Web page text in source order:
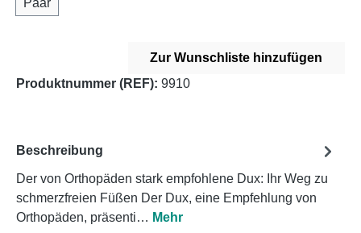
Zur Wunschliste hinzufügen
Produktnummer (REF): 9910
Beschreibung
Der von Orthopäden stark empfohlene Dux: Ihr Weg zu
schmerzfreien Füßen Der Dux, eine Empfehlung von
Orthopäden, präsenti… Mehr